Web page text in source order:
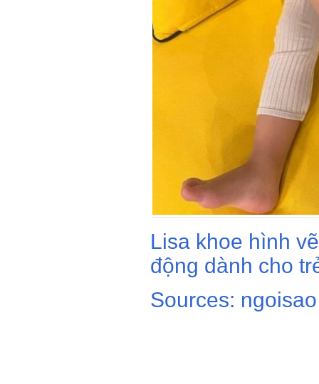
Lisa khoe hình
động dành cho
Sources: ngoisao